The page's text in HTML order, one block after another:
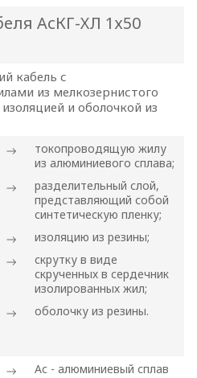
АсКГ-ХЛ 1х50
кабель с
из мелкозернистого
и оболочкой из
токопроводящую жилу
из алюминиевого сплава;
разделительный слой,
представляющий собой
синтетическую пленку;
изоляцию из резины;
скрутку в виде
скрученных в сердечник
изолированных жил;
оболочку из резины.
Ас - алюминиевый сплав